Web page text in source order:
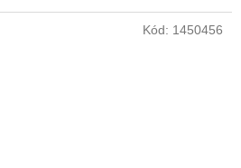
Kód: 1450456